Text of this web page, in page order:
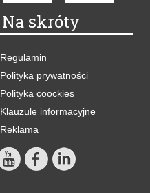
Na skróty
Regulamin
Polityka prywatności
Polityka coockies
Klauzule informacyjne
Reklama